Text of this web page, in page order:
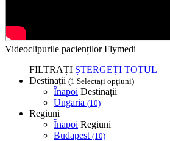
Videoclipurile pacienților Flymedi
FILTRAȚI ȘTERGEȚI TOTUL
Destinații (1 Selectați opțiuni)
Înapoi Destinații
Ungaria (10)
Regiuni
Înapoi Regiuni
Budapest (10)